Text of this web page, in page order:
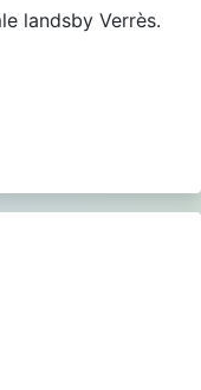
landsby Verrès.